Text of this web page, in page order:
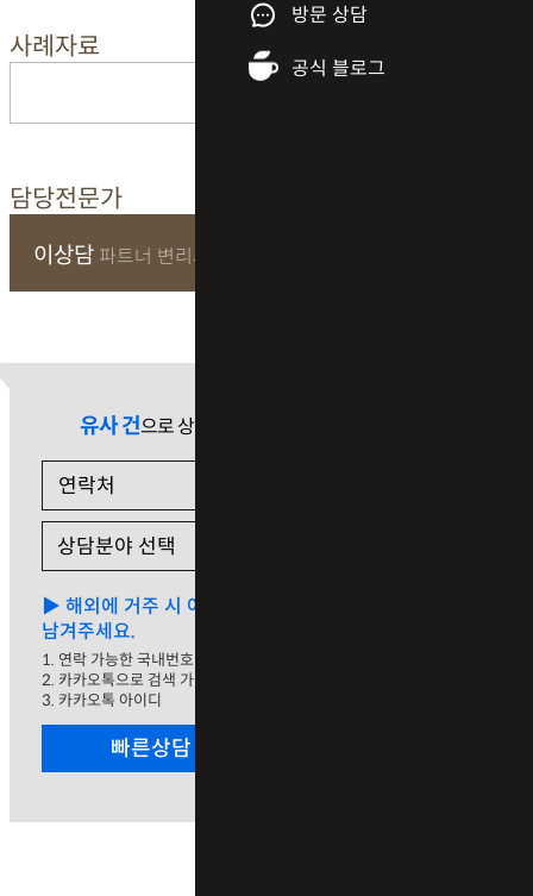
방문 상담
공식 블로그
사례자료
담당전문가
이상담 파트너 변리사
유사 건으로 상담 필요 시
▶ 해외에 거주 시 아래 중 하나를
남겨주세요.
1. 연락 가능한 국내번호
2. 카카오톡으로 검색 가능한 해외번호
3. 카카오톡 아이디